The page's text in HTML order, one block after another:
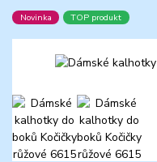
Novinka TOP produkt